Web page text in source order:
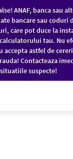
ANAF, banca sau
bancare sau coduri
care pot duce la
tau. Nu
accepta astfel de
Contacteaza
suspecte!